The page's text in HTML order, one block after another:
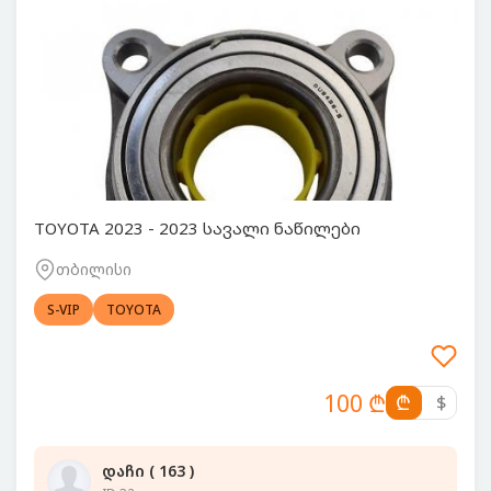
TOYOTA 2023 - 2023 სავალი ნაწილები
თბილისი
S-VIP TOYOTA
100 ₾ ₾ $
დაჩი ( 163 )